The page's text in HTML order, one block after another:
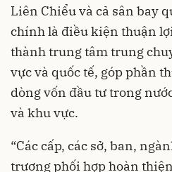
Liên Chiểu và cả sân bay
chính là điều kiện thuận
thành trung tâm trung
vực và quốc tế, góp phần
dòng vốn đầu tư trong
và khu vực.
“Các cấp, các sở, ban,
trương phối hợp hoàn